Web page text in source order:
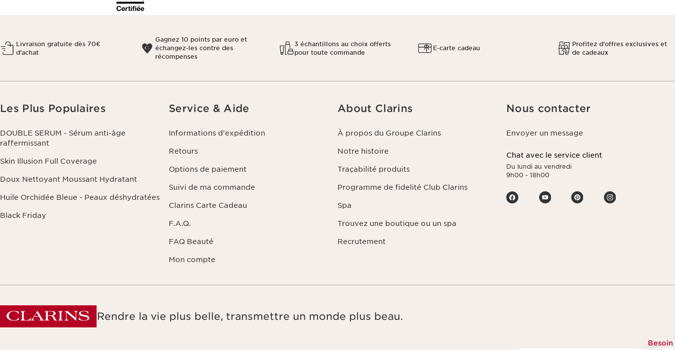
Besoin
Livraison gratuite dès 70€
d'achat
Gagnez 10 points par euro et
échangez-les contre des
récompenses
3 échantillons au choix offerts
pour toute commande
E-carte cadeau
Profitez d'offres exclusives et
de cadeaux
Les Plus Populaires
DOUBLE SERUM - Sérum anti-âge
raffermissant
Skin Illusion Full Coverage
Doux Nettoyant Moussant Hydratant
Huile Orchidée Bleue - Peaux déshydratées
Black Friday
Service & Aide
Informations d'expédition
Retours
Options de paiement
Suivi de ma commande
Clarins Carte Cadeau
F.A.Q.
FAQ Beauté
Mon compte
About Clarins
À propos du Groupe Clarins
Notre histoire
Traçabilité produits
Programme de fidelité Club Clarins
Spa
Trouvez une boutique ou un spa
Recrutement
Nous contacter
Envoyer un message
Chat avec le service client
Du lundi au vendredi
9h00 - 18h00
Rendre la vie plus belle, transmettre un monde plus beau.
Naviguer vers